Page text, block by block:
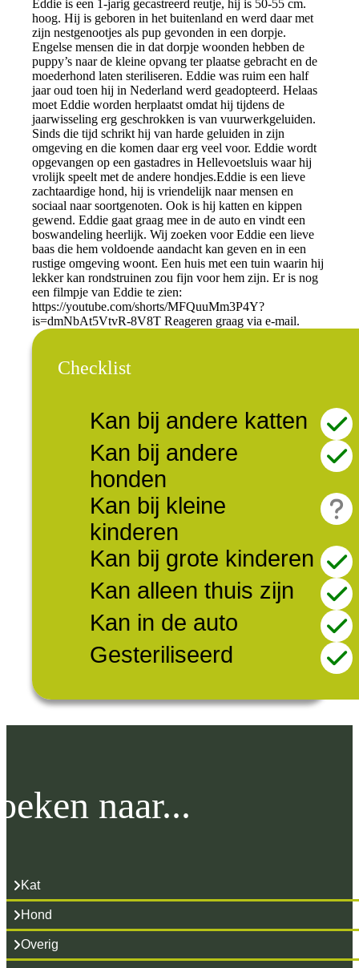
Eddie is een 1-jarig gecastreerd reutje, hij is 50-55 cm.
hoog. Hij is geboren in het buitenland en werd daar met
zijn nestgenootjes als pup gevonden in een dorpje.
Engelse mensen die in dat dorpje woonden hebben de
puppy’s naar de kleine opvang ter plaatse gebracht en de
moederhond laten steriliseren. Eddie was ruim een half
jaar oud toen hij in Nederland werd geadopteerd. Helaas
moet Eddie worden herplaatst omdat hij tijdens de
jaarwisseling erg geschrokken is van vuurwerkgeluiden.
Sinds die tijd schrikt hij van harde geluiden in zijn
omgeving en die komen daar erg veel voor. Eddie wordt
opgevangen op een gastadres in Hellevoetsluis waar hij
vrolijk speelt met de andere hondjes. ​ Eddie is een lieve
zachtaardige hond, hij is vriendelijk naar mensen en
sociaal naar soortgenoten. Ook is hij katten en kippen
gewend. Eddie gaat graag mee in de auto en vindt een
boswandeling heerlijk. Wij zoeken voor Eddie een lieve
baas die hem voldoende aandacht kan geven en in een
rustige omgeving woont. Een huis met een tuin waarin hij
lekker kan rondstruinen zou fijn voor hem zijn. Er is nog
een filmpje van Eddie te zien:
https://youtube.com/shorts/MFQuuMm3P4Y?
is=dmNbAt5VtvR-8V8T Reageren graag via e-mail.
Checklist
Kan bij andere katten
Kan bij andere
honden
Kan bij kleine
kinderen
Kan bij grote kinderen
Kan alleen thuis zijn
Kan in de auto
Gesteriliseerd
naar...
Kat
Hond
Overig